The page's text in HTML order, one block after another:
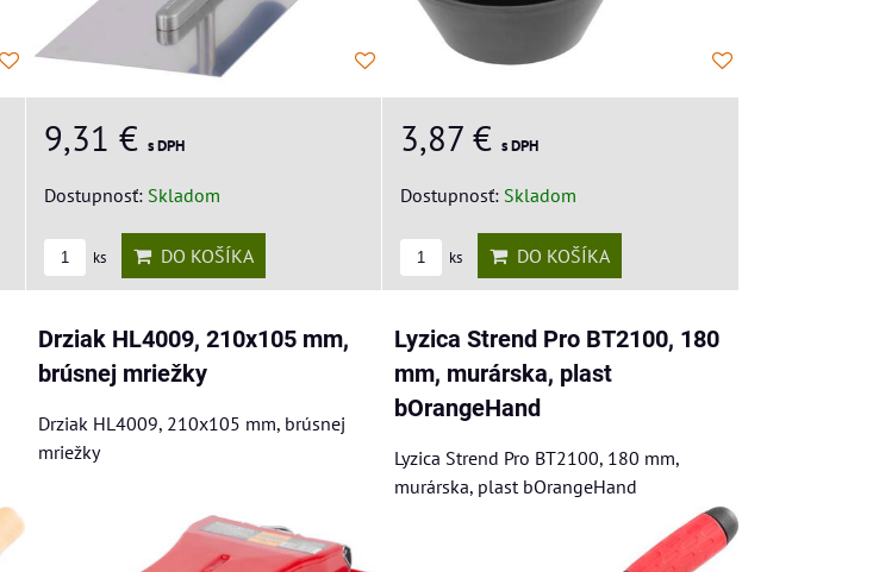
9,31 € s DPH
Dostupnosť: Skladom
ks DO KOŠÍKA
3,87 €s DPH
Dostupnosť: Skladom
ks DO KOŠÍKA
Drziak HL4009, 210x105 mm,
brúsnej mriežky
Drziak HL4009, 210x105 mm, brúsnej
mriežky
Lyzica Strend Pro BT2100, 180
mm, murárska, plast
bOrangeHand
Lyzica Strend Pro BT2100, 180 mm,
murárska, plast bOrangeHand